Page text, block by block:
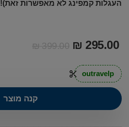
העגלות קמפינג לא מאפשרות זאת)!
₪399.00 ₪ 295.00
outravelp
קנה מוצר